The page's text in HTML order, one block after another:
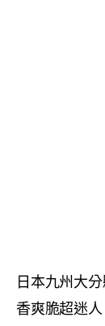
日本九州大
香爽脆超迷